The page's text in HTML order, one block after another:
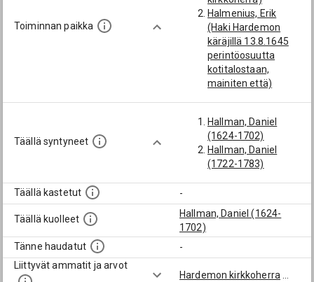
Toiminnan paikka
Halmenius, Erik
(Haki Hardemon
käräjillä 13.8.1645
perintöosuutta
kotitalostaan,
mainiten että)
Täällä syntyneet
Hallman, Daniel
(1624-1702)
Hallman, Daniel
(1722-1783)
Täällä kastetut -
Täällä kuolleet
Hallman, Daniel (1624-
1702)
Tänne haudatut
-
Liittyvät ammatit ja arvot
Hardemon kirkkoherra